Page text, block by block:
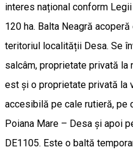
interes național conform
120 ha. Balta Neagră
teritoriul localității Desa. Se
salcâm, proprietate privată la
est și o proprietate privată la
accesibilă pe cale rutieră, pe
Poiana Mare – Desa și apoi
DE1105. Este o baltă